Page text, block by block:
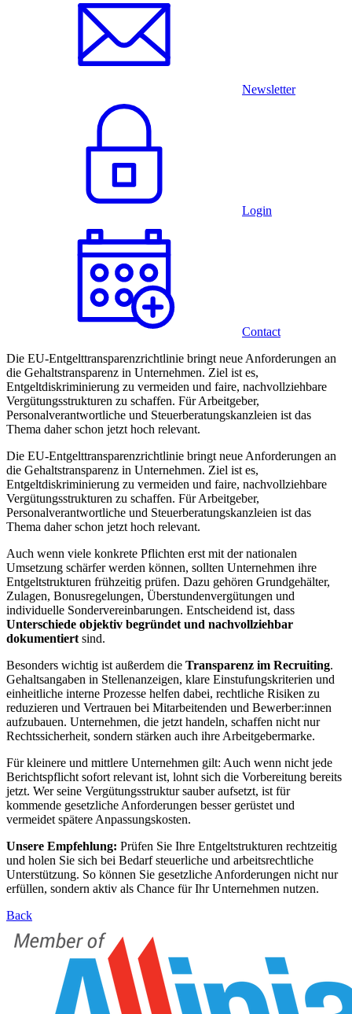
Newsletter
Login
Contact
Die EU-Entgelttransparenzrichtlinie bringt neue Anforderungen an
die Gehaltstransparenz in Unternehmen. Ziel ist es,
Entgeltdiskriminierung zu vermeiden und faire, nachvollziehbare
Vergütungsstrukturen zu schaffen. Für Arbeitgeber,
Personalverantwortliche und Steuerberatungskanzleien ist das
Thema daher schon jetzt hoch relevant.
Die EU-Entgelttransparenzrichtlinie bringt neue Anforderungen an
die Gehaltstransparenz in Unternehmen. Ziel ist es,
Entgeltdiskriminierung zu vermeiden und faire, nachvollziehbare
Vergütungsstrukturen zu schaffen. Für Arbeitgeber,
Personalverantwortliche und Steuerberatungskanzleien ist das
Thema daher schon jetzt hoch relevant.
Auch wenn viele konkrete Pflichten erst mit der nationalen
Umsetzung schärfer werden können, sollten Unternehmen ihre
Entgeltstrukturen frühzeitig prüfen. Dazu gehören Grundgehälter,
Zulagen, Bonusregelungen, Überstundenvergütungen und
individuelle Sondervereinbarungen. Entscheidend ist, dass
Unterschiede objektiv begründet und nachvollziehbar
dokumentiert sind.
Besonders wichtig ist außerdem die Transparenz im Recruiting.
Gehaltsangaben in Stellenanzeigen, klare Einstufungskriterien und
einheitliche interne Prozesse helfen dabei, rechtliche Risiken zu
reduzieren und Vertrauen bei Mitarbeitenden und Bewerber:innen
aufzubauen. Unternehmen, die jetzt handeln, schaffen nicht nur
Rechtssicherheit, sondern stärken auch ihre Arbeitgebermarke.
Für kleinere und mittlere Unternehmen gilt: Auch wenn nicht jede
Berichtspflicht sofort relevant ist, lohnt sich die Vorbereitung bereits
jetzt. Wer seine Vergütungsstruktur sauber aufsetzt, ist für
kommende gesetzliche Anforderungen besser gerüstet und
vermeidet spätere Anpassungskosten.
Unsere Empfehlung: Prüfen Sie Ihre Entgeltstrukturen rechtzeitig
und holen Sie sich bei Bedarf steuerliche und arbeitsrechtliche
Unterstützung. So können Sie gesetzliche Anforderungen nicht nur
erfüllen, sondern aktiv als Chance für Ihr Unternehmen nutzen.
Back